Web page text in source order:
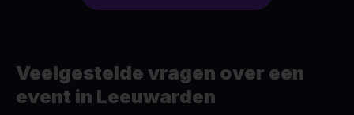
Veelgestelde vragen over een
event in Leeuwarden